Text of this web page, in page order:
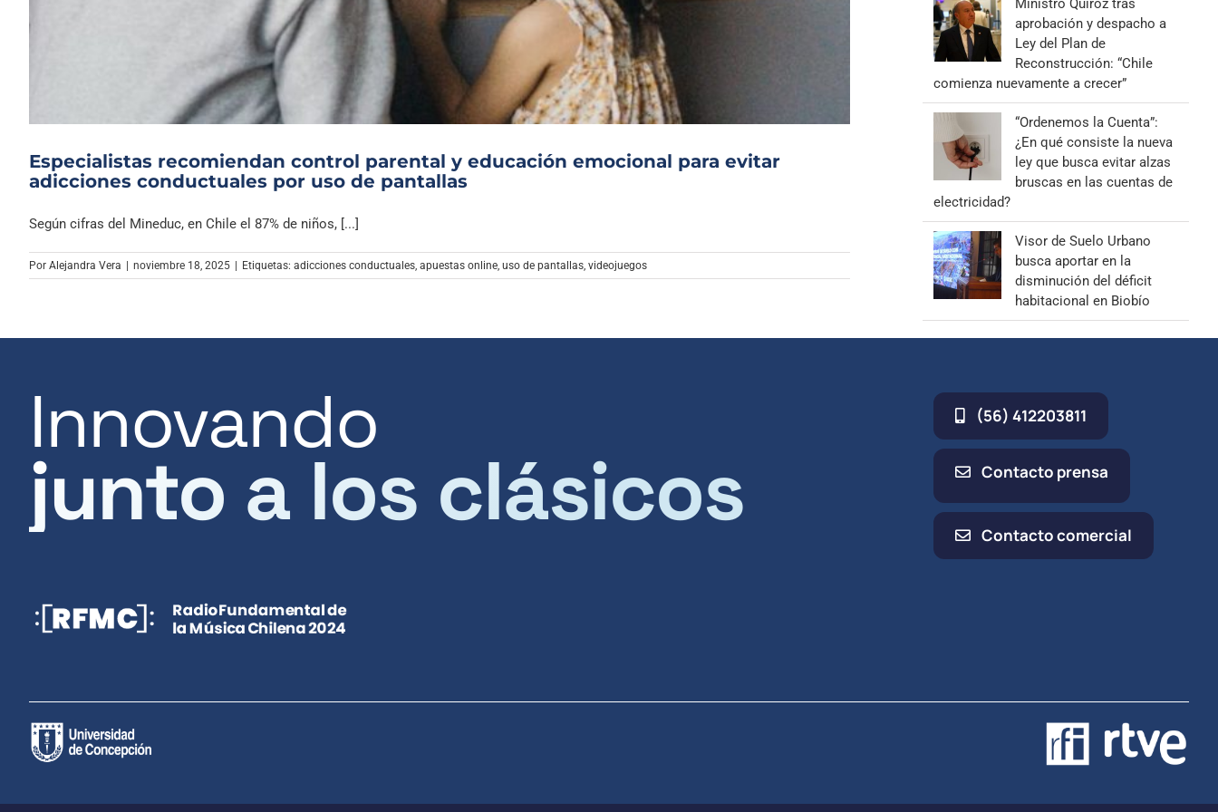
Archivo Sonoro
Especialistas recomiendan control parental y educación emocional para evitar
adicciones conductuales por uso de pantallas
Según cifras del Mineduc, en Chile el 87% de niños, [...]
Por Alejandra Vera | noviembre 18, 2025 | Etiquetas: adicciones conductuales apuestas online uso de pantallas videojuegos
Ministro Quiroz tras
aprobación y despacho a
Ley del Plan de
Reconstrucción: “Chile
comienza nuevamente a crecer”
“Ordenemos la Cuenta”:
¿En qué consiste la nueva
ley que busca evitar alzas
bruscas en las cuentas de
electricidad?
Visor de Suelo Urbano
busca aportar en la
disminución del déficit
habitacional en Biobío
Innovando
junto a los clásicos
(56) 412203811
Contacto prensa
Contacto comercial